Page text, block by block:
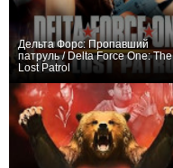
Дельта Форс: Пропавший
патруль / Delta Force One: The
Lost Patrol